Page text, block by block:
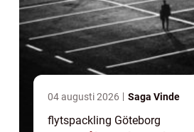
04 augusti 2026 Saga Vinde
flytspackling Göteborg